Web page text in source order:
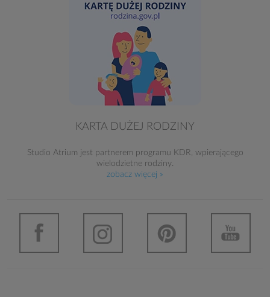
KARTA DUŻEJ RODZINY
Studio Atrium jest partnerem programu KDR, wpierającego
wielodzietne rodziny.
zobacz więcej »